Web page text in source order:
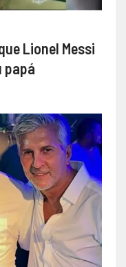
Lionel Messi
papá